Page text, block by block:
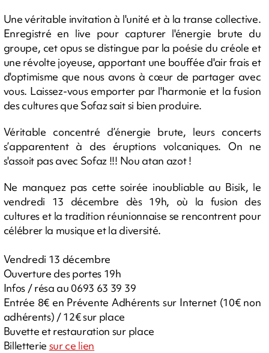
Une véritable invitation à l'unité et à la transe collective.
Enregistré en live pour capturer l'énergie brute du
groupe, cet opus se distingue par la poésie du créole et
une révolte joyeuse, apportant une bouffée d'air frais et
d'optimisme que nous avons à cœur de partager avec
vous. Laissez-vous emporter par l'harmonie et la fusion
des cultures que Sofaz sait si bien produire.
Véritable concentré d’énergie brute, leurs concerts
s’apparentent à des éruptions volcaniques. On ne
s'assoit pas avec Sofaz !!! Nou atan azot !
Ne manquez pas cette soirée inoubliable au Bisik, le
vendredi 13 décembre dès 19h, où la fusion des
cultures et la tradition réunionnaise se rencontrent pour
célébrer la musique et la diversité.
Vendredi 13 décembre
Ouverture des portes 19h
Infos / résa au 0693 63 39 39
Entrée 8€ en Prévente Adhérents sur Internet (10€ non
adhérents) / 12€ sur place
Buvette et restauration sur place
Billetterie sur ce lien